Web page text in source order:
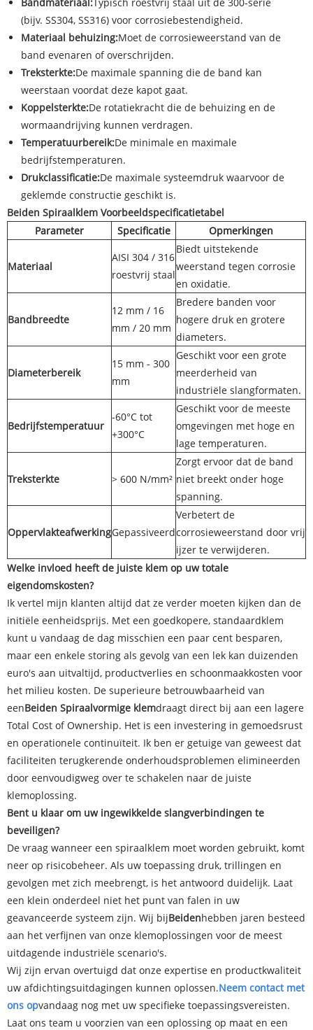
(bijv. SS304, SS316) voor corrosiebestendigheid.
Materiaal behuizing:Moet de corrosieweerstand van de
band evenaren of overschrijden.
Treksterkte:De maximale spanning die de band kan
weerstaan ​​voordat deze kapot gaat.
Koppelsterkte:De rotatiekracht die de behuizing en de
wormaandrijving kunnen verdragen.
Temperatuurbereik:De minimale en maximale
bedrijfstemperaturen.
Drukclassificatie:De maximale systeemdruk waarvoor de
geklemde constructie geschikt is.
Beiden Spiraalklem Voorbeeldspecificatietabel
Parameter
Specificatie Opmerkingen
Materiaal
AISI 304 / 316
roestvrij staal
Biedt uitstekende
weerstand tegen corrosie
en oxidatie.
Bandbreedte
12 mm / 16
mm / 20 mm
Bredere banden voor
hogere druk en grotere
diameters.
Diameterbereik
15 mm - 300
mm
Geschikt voor een grote
meerderheid van
industriële slangformaten.
Bedrijfstemperatuur
-60°C tot
+300°C
Geschikt voor de meeste
omgevingen met hoge en
lage temperaturen.
Treksterkte > 600 N/mm²
Zorgt ervoor dat de band
niet breekt onder hoge
spanning.
OppervlakteafwerkingGepassiveerd
Verbetert de
corrosieweerstand door vrij
ijzer te verwijderen.
Welke invloed heeft de juiste klem op uw totale
eigendomskosten?
Ik vertel mijn klanten altijd dat ze verder moeten kijken dan de
initiële eenheidsprijs. Met een goedkopere, standaardklem
kunt u vandaag de dag misschien een paar cent besparen,
maar een enkele storing als gevolg van een lek kan duizenden
euro's aan uitvaltijd, productverlies en schoonmaakkosten voor
het milieu kosten. De superieure betrouwbaarheid van
eenBeiden Spiraalvormige klemdraagt ​​direct bij aan een lagere
Total Cost of Ownership. Het is een investering in gemoedsrust
en operationele continuïteit. Ik ben er getuige van geweest dat
faciliteiten terugkerende onderhoudsproblemen elimineerden
door eenvoudigweg over te schakelen naar de juiste
klemoplossing.
Bent u klaar om uw ingewikkelde slangverbindingen te
beveiligen?
De vraag wanneer een spiraalklem moet worden gebruikt, komt
neer op risicobeheer. Als uw toepassing druk, trillingen en
gevolgen met zich meebrengt, is het antwoord duidelijk. Laat
een klein onderdeel niet het punt van falen in uw
geavanceerde systeem zijn. Wij bijBeidenhebben jaren besteed
aan het verfijnen van onze klemoplossingen voor de meest
uitdagende industriële scenario's.
Wij zijn ervan overtuigd dat onze expertise en productkwaliteit
uw afdichtingsuitdagingen kunnen oplossen.Neem contact met
ons opvandaag nog met uw specifieke toepassingsvereisten.
Laat ons team u voorzien van een oplossing op maat en een